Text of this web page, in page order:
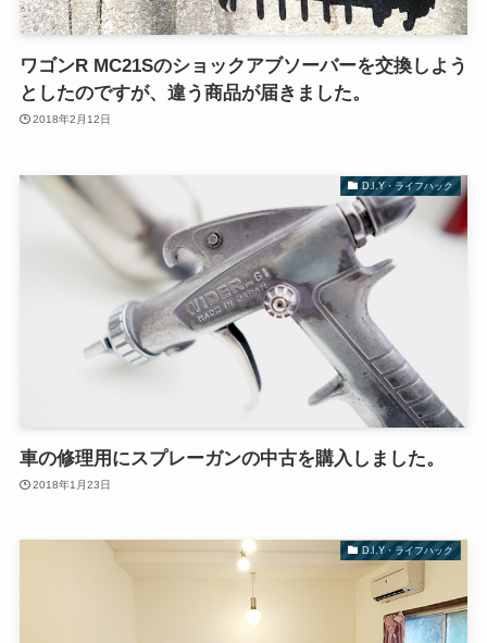
ワゴンR MC21Sのショックアブソーバーを交換しよう
としたのですが、違う商品が届きました。
2018年2月12日
D.I.Y・ライフハック
車の修理用にスプレーガンの中古を購入しました。
2018年1月23日
D.I.Y・ライフハック